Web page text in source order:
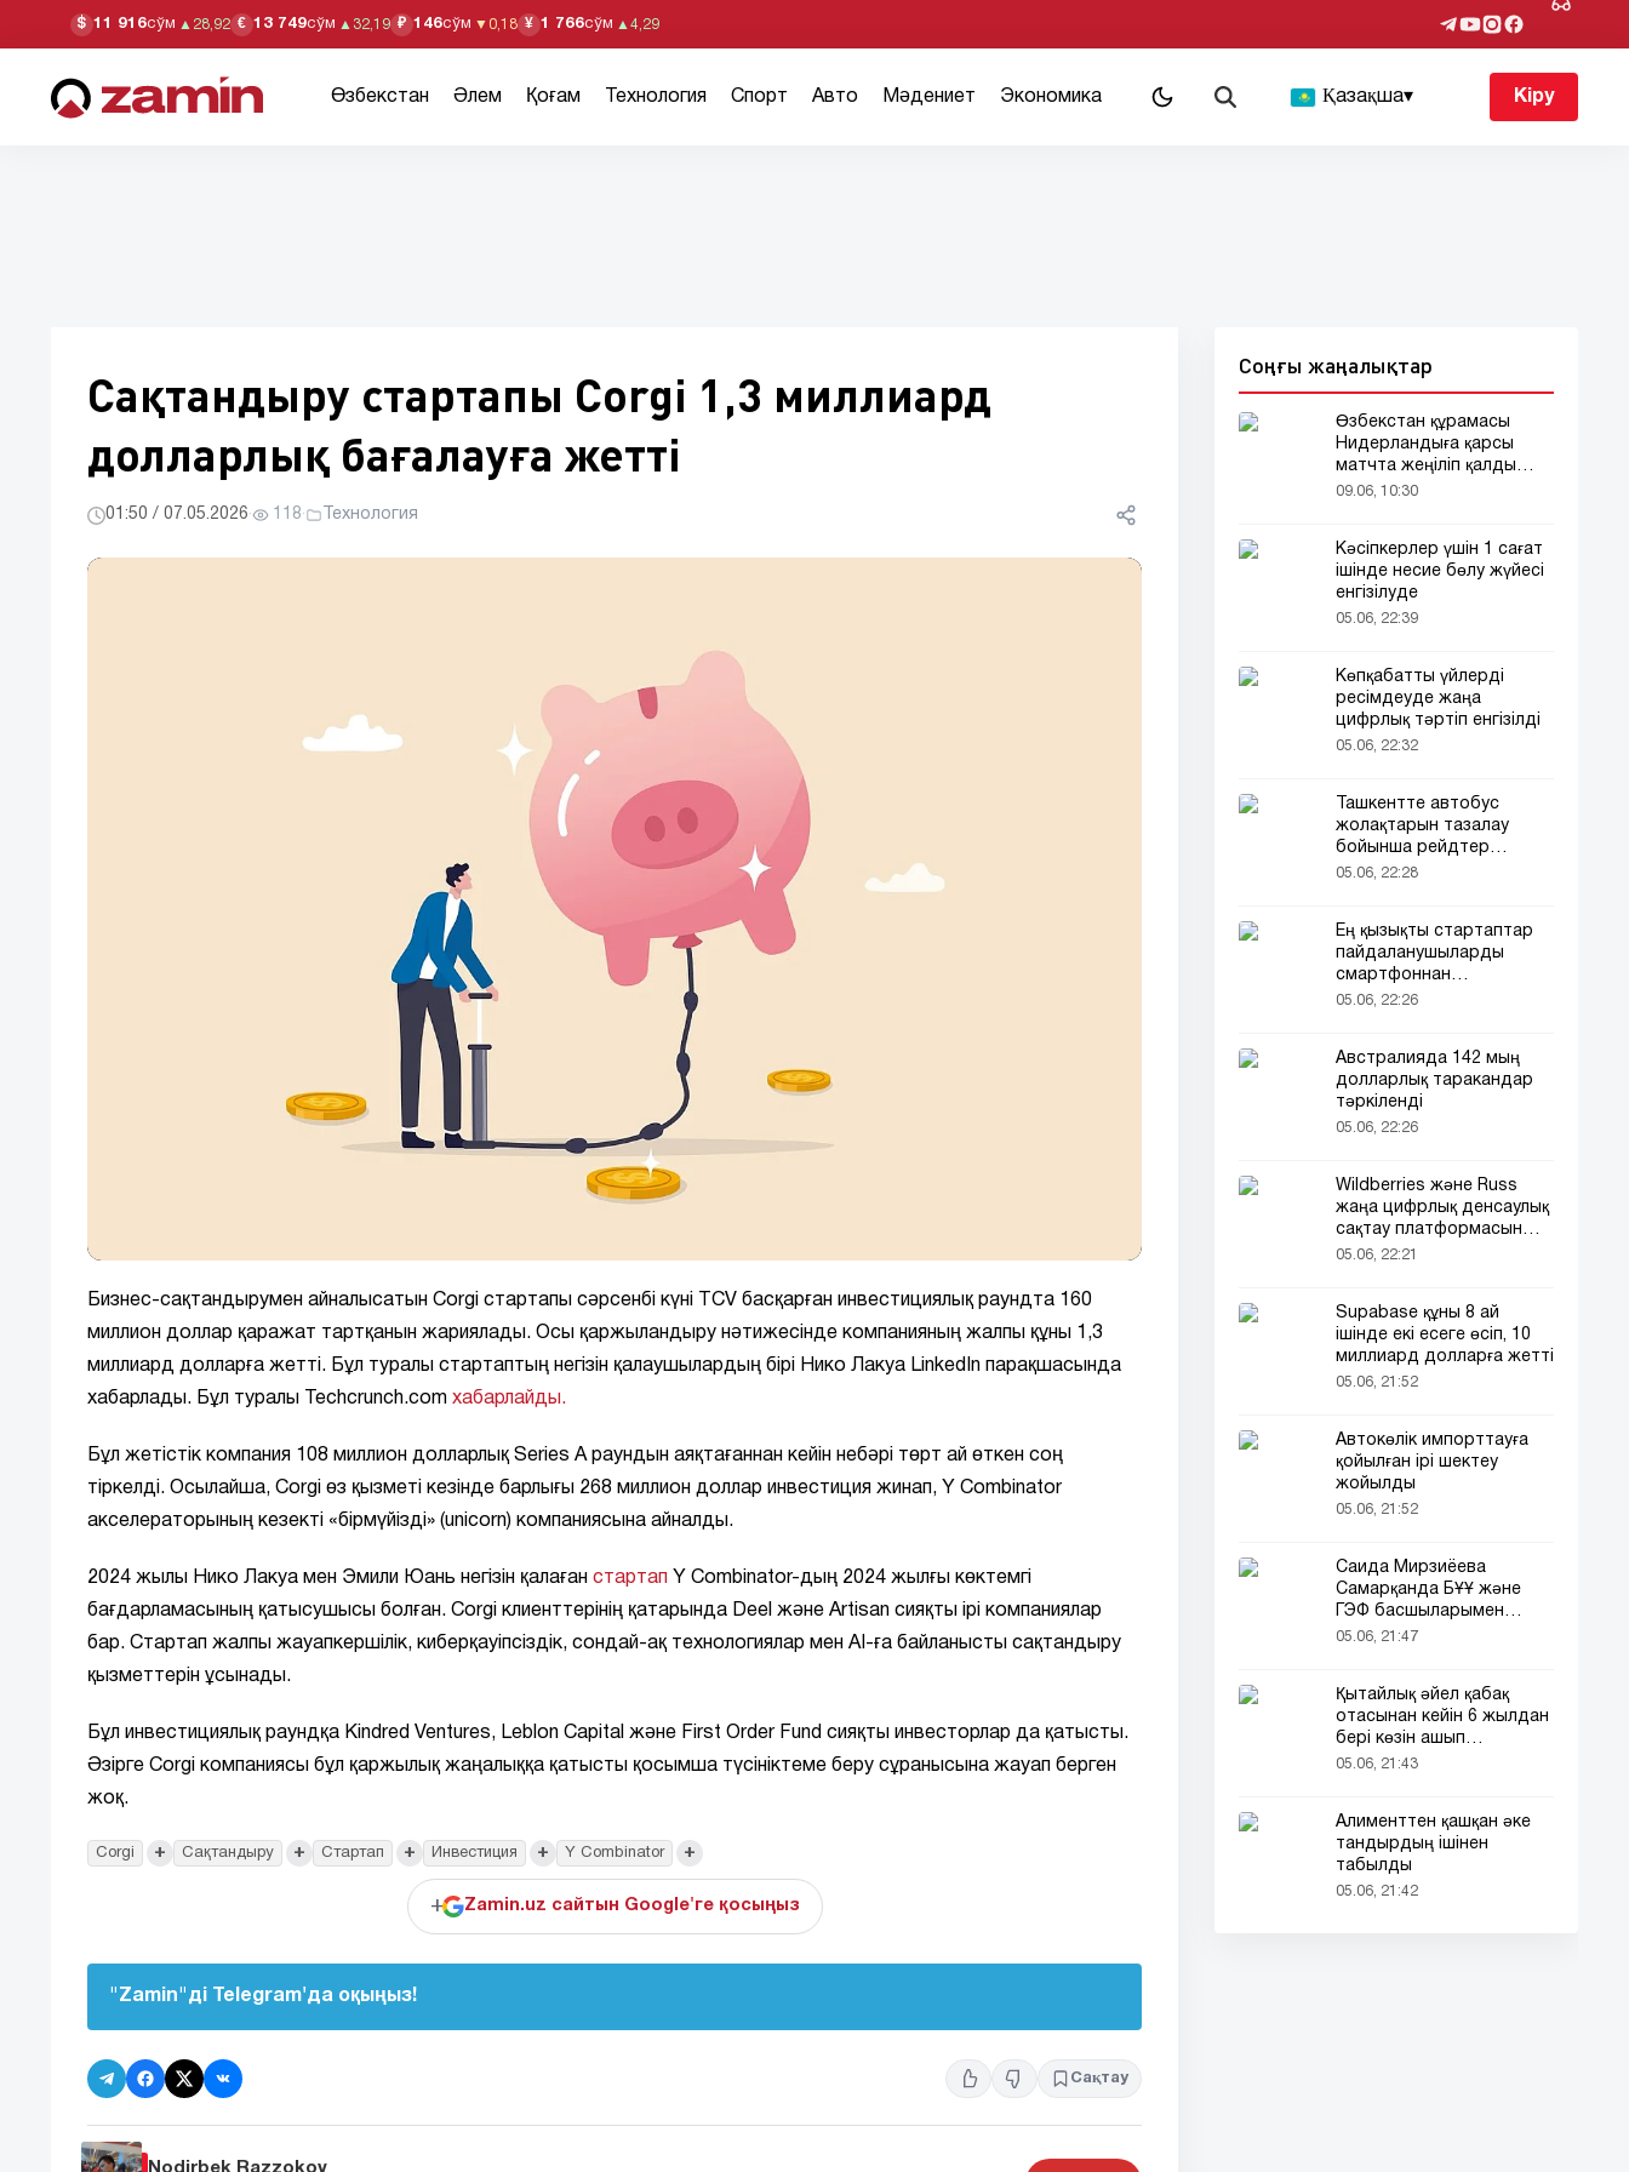
$ 11 916сўм ▲ 28,92 € 13 749сўм ▲ 32,19 ₽ 146сўм ▼ 0,18 ¥ 1 766сўм ▲ 4,29
Өзбекстан Әлем Қоғам Технология Спорт Авто Мәдениет Экономика Қазақша▾ Кіру
Сақтандыру стартапы Corgi 1,3 миллиард
долларлық бағалауға жетті
01:50 / 07.05.2026· 118· Технология
Бизнес-сақтандырумен айналысатын Corgi стартапы сәрсенбі күні TCV басқарған инвестициялық раундта 160
миллион доллар қаражат тартқанын жариялады. Осы қаржыландыру нәтижесінде компанияның жалпы құны 1,3
миллиард долларға жетті. Бұл туралы стартаптың негізін қалаушылардың бірі Нико Лакуа LinkedIn парақшасында
хабарлады. Бұл туралы Techcrunch.com хабарлайды.
Бұл жетістік компания 108 миллион долларлық Series A раундын аяқтағаннан кейін небәрі төрт ай өткен соң
тіркелді. Осылайша, Corgi өз қызметі кезінде барлығы 268 миллион доллар инвестиция жинап, Y Combinator
акселераторының кезекті «бірмүйізді» (unicorn) компаниясына айналды.
2024 жылы Нико Лакуа мен Эмили Юань негізін қалаған стартап Y Combinator-дың 2024 жылғы көктемгі
бағдарламасының қатысушысы болған. Corgi клиенттерінің қатарында Deel және Artisan сияқты ірі компаниялар
бар. Стартап жалпы жауапкершілік, киберқауіпсіздік, сондай-ақ технологиялар мен AI-ға байланысты сақтандыру
қызметтерін ұсынады.
Бұл инвестициялық раундқа Kindred Ventures, Leblon Capital және First Order Fund сияқты инвесторлар да қатысты.
Әзірге Corgi компаниясы бұл қаржылық жаңалыққа қатысты қосымша түсініктеме беру сұранысына жауап берген
жоқ.
Corgi + Сақтандыру + Стартап + Инвестиция + Y Combinator +
+ Zamin.uz сайтын Google'ге қосыңыз
"Zamin"ді Telegram'да оқыңыз!
Сақтау
Соңғы жаңалықтар
Өзбекстан құрамасы
Нидерландыға қарсы
матчта жеңіліп қалды
(видео)
09.06, 10:30
Кәсіпкерлер үшін 1 сағат
ішінде несие бөлу жүйесі
енгізілуде
05.06, 22:39
Көпқабатты үйлерді
ресімдеуде жаңа
цифрлық тәртіп енгізілді
05.06, 22:32
Ташкентте автобус
жолақтарын тазалау
бойынша рейдтер
басталды
05.06, 22:28
Ең қызықты стартаптар
пайдаланушыларды
смартфоннан
алшақтатқысы келеді
05.06, 22:26
Австралияда 142 мың
долларлық таракандар
тәркіленді
05.06, 22:26
Wildberries және Russ
жаңа цифрлық денсаулық
сақтау платформасын
іске қосады
05.06, 22:21
Supabase құны 8 ай
ішінде екі есеге өсіп, 10
миллиард долларға жетті
05.06, 21:52
Автокөлік импорттауға
қойылған ірі шектеу
жойылды
05.06, 21:52
Саида Мирзиёева
Самарқанда БҰҰ және
ГЭФ басшыларымен
кездесті (фото)
05.06, 21:47
Қытайлық әйел қабақ
отасынан кейін 6 жылдан
бері көзін ашып
ұйықтайды
05.06, 21:43
Алименттен қашқан әке
тандырдың ішінен
табылды
05.06, 21:42